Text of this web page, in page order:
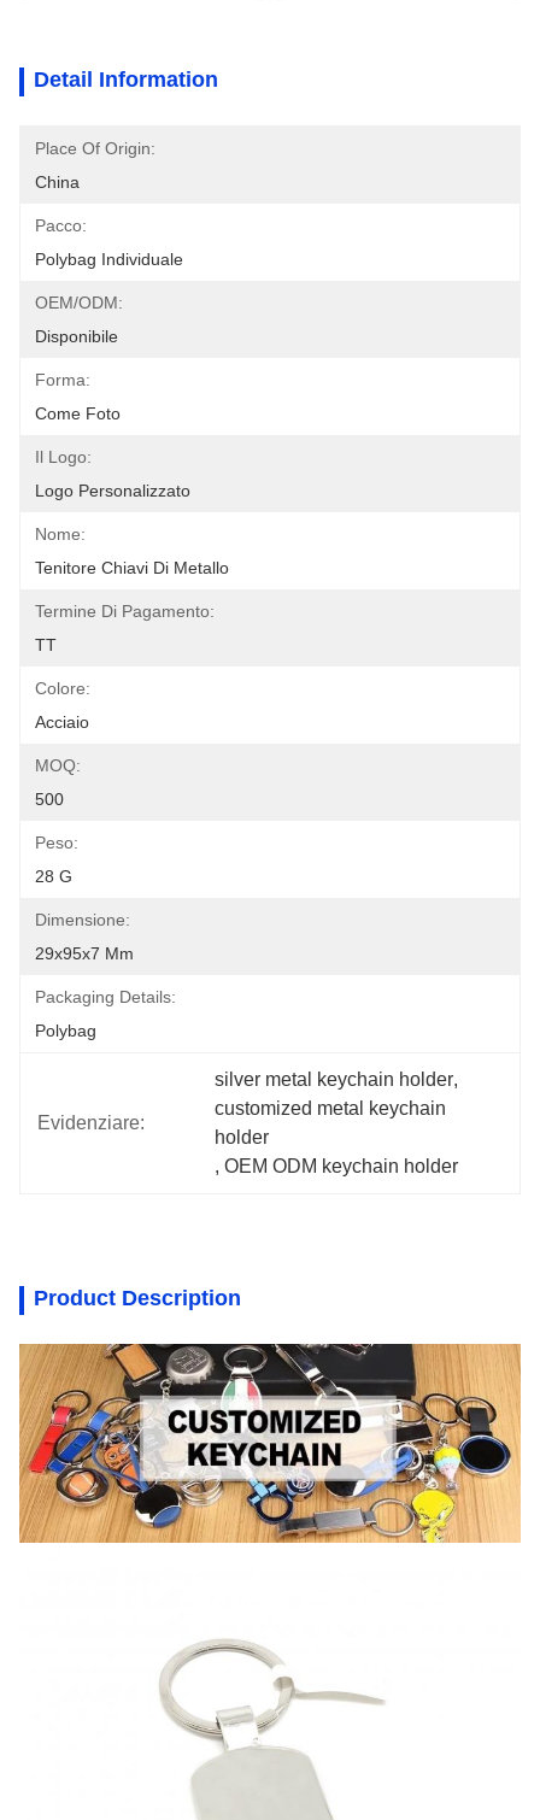
Detail Information
Place Of Origin:
China
Pacco:
Polybag Individuale
OEM/ODM:
Disponibile
Forma:
Come Foto
Il Logo:
Logo Personalizzato
Nome:
Tenitore Chiavi Di Metallo
Termine Di Pagamento:
TT
Colore:
Acciaio
MOQ:
500
Peso:
28 G
Dimensione:
29x95x7 Mm
Packaging Details:
Polybag
Evidenziare:
silver metal keychain holder,
customized metal keychain
holder
, OEM ODM keychain holder
Product Description